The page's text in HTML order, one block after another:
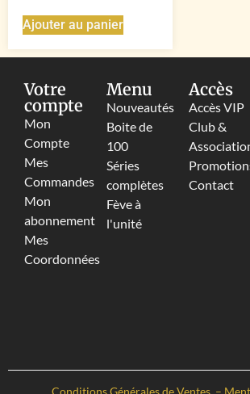
Ajouter au panier
Votre
compte
Mon
Compte
Mes
Commandes
Mon
abonnement
Mes
Coordonnées
Menu
Nouveautés
Boite de
100
Séries
complètes
Fève à
l'unité
Accès
Accès VIP
Club &
Contact